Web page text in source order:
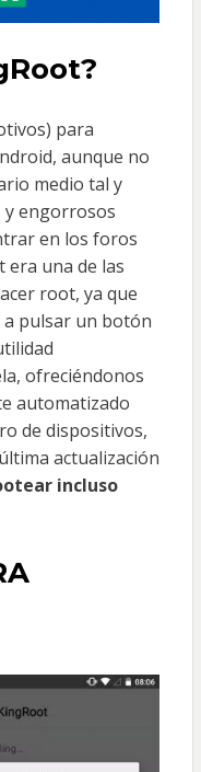
para
aunque no
medio tal y
y engorrosos
en los foros
era una de las
root, ya que
pulsar un botón
ofreciéndonos
automatizado
de dispositivos,
actualización
incluso